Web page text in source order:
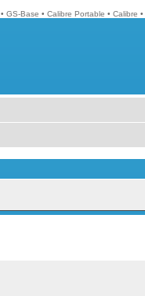
• GS-Base • Calibre Portable • Calibre •